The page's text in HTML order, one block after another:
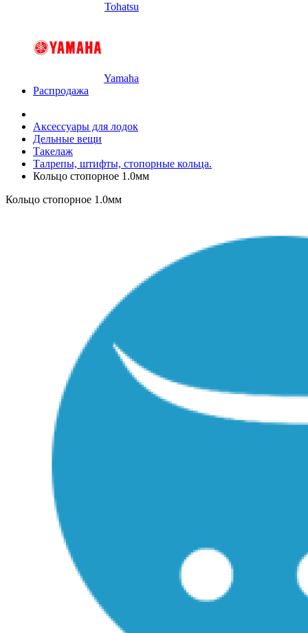
Tohatsu
Yamaha
Распродажа
Аксессуары для лодок
Дельные вещи
Такелаж
Талрепы, штифты, стопорные кольца.
Кольцо стопорное 1.0мм
Кольцо стопорное 1.0мм